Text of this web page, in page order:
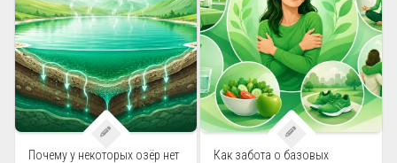
Почему у некоторых озёр нет
Как забота о базовых